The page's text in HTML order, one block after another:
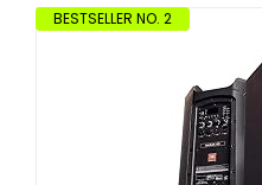
BESTSELLER NO. 2